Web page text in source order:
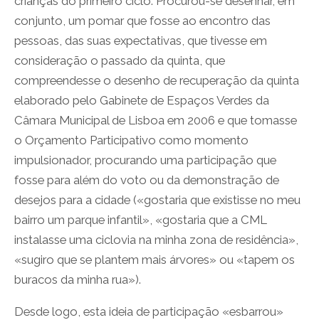
conjunto, um pomar que fosse ao encontro das
pessoas, das suas expectativas, que tivesse em
consideração o passado da quinta, que
compreendesse o desenho de recuperação da quinta
elaborado pelo Gabinete de Espaços Verdes da
Câmara Municipal de Lisboa em 2006 e que tomasse
o Orçamento Participativo como momento
impulsionador, procurando uma participação que
fosse para além do voto ou da demonstração de
desejos para a cidade («gostaria que existisse no meu
bairro um parque infantil», «gostaria que a CML
instalasse uma ciclovia na minha zona de residência»,
«sugiro que se plantem mais árvores» ou «tapem os
buracos da minha rua»).
Desde logo, esta ideia de participação «esbarrou»